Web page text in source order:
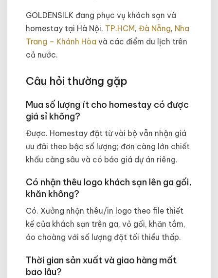
GOLDENSILK đang phục vụ khách sạn và
homestay tại Hà Nội, TP.HCM, Đà Nẵng, Nha
Trang – Khánh Hòa và các điểm du lịch trên
cả nước.
Câu hỏi thường gặp
Mua số lượng ít cho homestay có được
giá sỉ không?
Được. Homestay đặt từ vài bộ vẫn nhận giá
ưu đãi theo bậc số lượng; đơn càng lớn chiết
khấu càng sâu và có báo giá dự án riêng.
Có nhận thêu logo khách sạn lên ga gối,
khăn không?
Có. Xưởng nhận thêu/in logo theo file thiết
kế của khách sạn trên ga, vỏ gối, khăn tắm,
áo choàng với số lượng đặt tối thiểu thấp.
Thời gian sản xuất và giao hàng mất
bao lâu?